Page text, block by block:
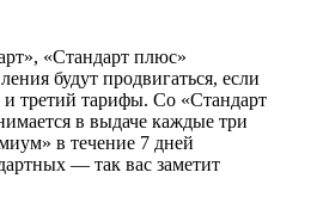
«Стандарт плюс»
будут продвигаться, если
и третий тарифы. Со «Стандарт
в выдаче каждые три
в течение 7 дней
— так вас заметит